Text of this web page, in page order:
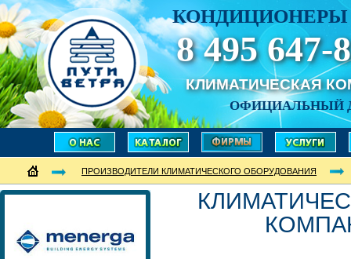
КОНДИЦИОНЕРЫ
8 495 647-
КЛИМАТИЧЕСКАЯ
ОФИЦИАЛЬНЫЙ
ПРОИЗВОДИТЕЛИ КЛИМАТИЧЕСКОГО ОБОРУДОВАНИЯ